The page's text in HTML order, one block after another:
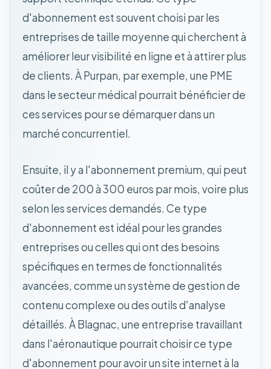
d'abonnement est souvent choisi par les
entreprises de taille moyenne qui cherchent à
améliorer leur visibilité en ligne et à attirer plus
de clients. À Purpan, par exemple, une PME
dans le secteur médical pourrait bénéficier de
ces services pour se démarquer dans un
marché concurrentiel.
Ensuite, il y a l'abonnement premium, qui peut
coûter de 200 à 300 euros par mois, voire plus
selon les services demandés. Ce type
d'abonnement est idéal pour les grandes
entreprises ou celles qui ont des besoins
spécifiques en termes de fonctionnalités
avancées, comme un système de gestion de
contenu complexe ou des outils d'analyse
détaillés. À Blagnac, une entreprise travaillant
dans l'aéronautique pourrait choisir ce type
d'abonnement pour avoir un site internet à la